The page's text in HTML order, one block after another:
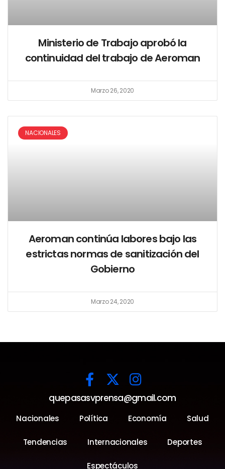
Ministerio de Trabajo aprobó la
continuidad del trabajo de Aeroman
Marzo 26, 2020
NACIONALES
Aeroman continúa labores bajo las
estrictas normas de sanitización del
Gobierno
Marzo 24, 2020
quepasasvprensa@gmail.com
Nacionales Política Economía Salud
Tendencias Internacionales Deportes
Espectáculos